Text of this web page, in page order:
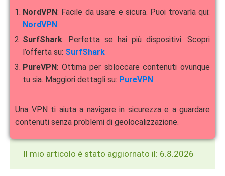
NordVPN: Facile da usare e sicura. Puoi trovarla qui:
NordVPN
SurfShark: Perfetta se hai più dispositivi. Scopri
l’offerta su: SurfShark
PureVPN: Ottima per sbloccare contenuti ovunque
tu sia. Maggiori dettagli su: PureVPN
Una VPN ti aiuta a navigare in sicurezza e a guardare
contenuti senza problemi di geolocalizzazione.
Il mio articolo è stato aggiornato il: 6.8.2026